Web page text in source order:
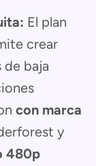
El plan
crear
baja
con marca
y
480p